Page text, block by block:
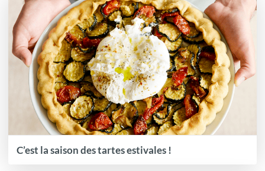
C’est la saison des tartes estivales !